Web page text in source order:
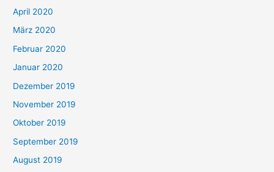
April 2020
März 2020
Februar 2020
Januar 2020
Dezember 2019
November 2019
Oktober 2019
September 2019
August 2019